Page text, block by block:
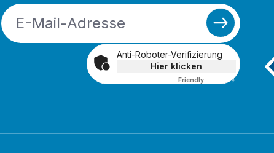
Anti-Roboter-Verifizierung
Hier klicken
FriendlyCaptcha ⇗